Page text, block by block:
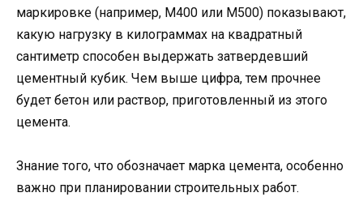
маркировке (например, М400 или М500) показывают,
какую нагрузку в килограммах на квадратный
сантиметр способен выдержать затвердевший
цементный кубик. Чем выше цифра, тем прочнее
будет бетон или раствор, приготовленный из этого
цемента.
Знание того, что обозначает марка цемента, особенно
важно при планировании строительных работ.